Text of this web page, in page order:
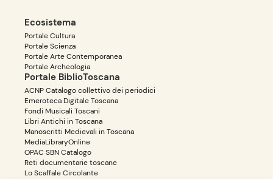
Ecosistema
Portale Cultura
Portale Scienza
Portale Arte Contemporanea
Portale Archeologia
Portale BiblioToscana
ACNP Catalogo collettivo dei periodici
Emeroteca Digitale Toscana
Fondi Musicali Toscani
Libri Antichi in Toscana
Manoscritti Medievali in Toscana
MediaLibraryOnline
OPAC SBN Catalogo
Reti documentarie toscane
Lo Scaffale Circolante